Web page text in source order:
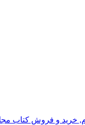
خرید و فروش کتاب